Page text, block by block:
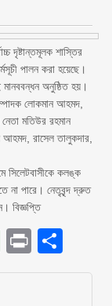
দৃষ্টান্তমূলক শাস্তির
পালন করা হয়েছে।
মানববন্ধন অনুষ্ঠিত হয়।
লোকমান আহমদ,
মতিউর রহমান
রাসেল তালুকদার,
সিলেটবাসীকে কলঙ্ক
পারে। নেতৃবৃন্দ দ্রুত
বিজ্ঞপ্তি
Print